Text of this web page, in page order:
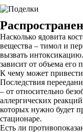
Насколько ядовита
вещества – тимол и
вызвать
зависит от объема его
К чему может привести
Последствия
– от относительно
аллергических
которых нужно будет
стационаре.
Есть ли